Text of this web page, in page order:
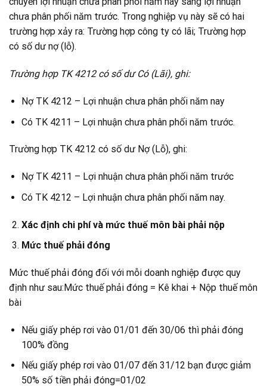
chưa phân phối năm trước. Trong nghiệp vụ này sẽ có hai
trường hợp xảy ra: Trường hợp công ty có lãi; Trường hợp
có số dư nợ (lỗ).
Trường hợp TK 4212 có số dư Có (Lãi), ghi:
Nợ TK 4212 – Lợi nhuận chưa phân phối năm nay
Có TK 4211 – Lợi nhuận chưa phân phối năm trước.
Trường hợp TK 4212 có số dư Nợ (Lỗ), ghi:
Nợ TK 4211 – Lợi nhuận chưa phân phối năm trước
Có TK 4212 – Lợi nhuận chưa phân phối năm nay.
Xác định chi phí và mức thuế môn bài phải nộp
Mức thuế phải đóng
Mức thuế phải đóng đối với mỗi doanh nghiệp được quy
định như sau:Mức thuế phải đóng = Kê khai + Nộp thuế môn
bài
Nếu giấy phép rơi vào 01/01 đến 30/06 thì phải đóng
100% đồng
Nếu giấy phép rơi vào 01/07 đến 31/12 bạn được giảm
50% số tiền phải đóng=01/02